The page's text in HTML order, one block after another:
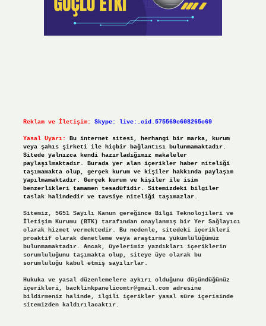
Reklam ve İletişim: Skype: live:.cid.575569c608265c69
Yasal Uyarı:
Bu internet sitesi, herhangi bir marka, kurum
veya şahıs şirketi ile hiçbir bağlantısı bulunmamaktadır.
Sitede yalnızca kendi hazırladığımız makaleler
paylaşılmaktadır. Burada yer alan içerikler haber niteliği
taşımamakta olup, gerçek kurum ve kişiler hakkında paylaşım
yapılmamaktadır. Gerçek kurum ve kişiler ile isim
benzerlikleri tamamen tesadüfidir. Sitemizdeki bilgiler
taslak halindedir ve tavsiye niteliği taşımazlar.
Sitemiz, 5651 Sayılı Kanun gereğince Bilgi Teknolojileri ve
İletişim Kurumu (BTK) tarafından onaylanmış bir Yer Sağlayıcı
olarak hizmet vermektedir. Bu nedenle, sitedeki içerikleri
proaktif olarak denetleme veya araştırma yükümlülüğümüz
bulunmamaktadır. Ancak, üyelerimiz yazdıkları içeriklerin
sorumluluğunu taşımakta olup, siteye üye olarak bu
sorumluluğu kabul etmiş sayılırlar.
Hukuka ve yasal düzenlemelere aykırı olduğunu düşündüğünüz
içerikleri, backlinkpanelicomtr@gmail.comadresine
bildirmeniz halinde, ilgili içerikler yasal süre içerisinde
sitemizden kaldırılacaktır.